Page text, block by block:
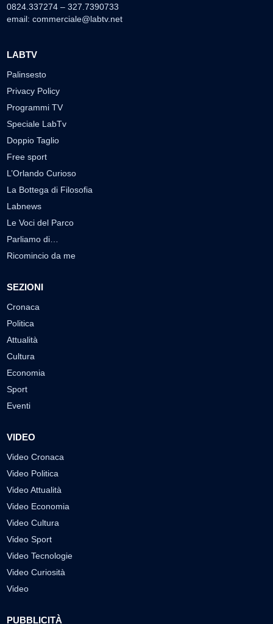
0824.337274 – 327.7390733
email: commerciale@labtv.net
LABTV
Palinsesto
Privacy Policy
Programmi TV
Speciale LabTv
Doppio Taglio
Free sport
L’Orlando Curioso
La Bottega di Filosofia
Labnews
Le Voci del Parco
Parliamo di…
Ricomincio da me
SEZIONI
Cronaca
Politica
Attualità
Cultura
Economia
Sport
Eventi
VIDEO
Video Cronaca
Video Politica
Video Attualità
Video Economia
Video Cultura
Video Sport
Video Tecnologie
Video Curiosità
Video
PUBBLICITÀ